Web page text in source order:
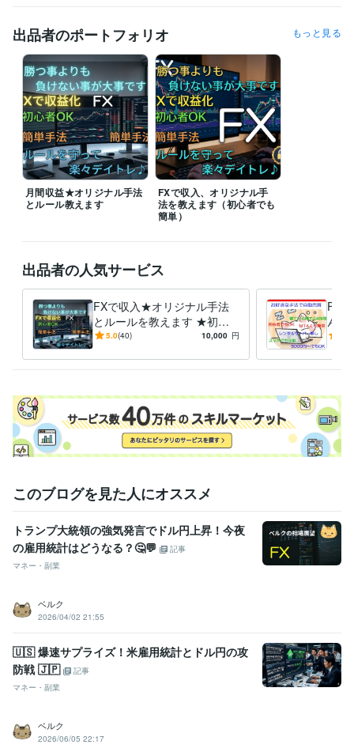
現在フリーランス(不定期顧問) 1985年3月 ~ 2005年4月 2005年8
資格・検定
第一種電気工事士 取得年 : 1984年
古物商許可 取得年 : 2004年
廃棄物処理施設技術管理者 取得年 : 2010年
遺品整理士 取得年 : 2015年
情報処理安全確保支援士 取得年 : 2016年
プログラミング言語・フレームワーク
HTML:25年Java:25年VBA:25年Visual Basic:25年 Linux:25年
UNIX:25年C:25年SQL:8年
ビジネス・クリエイティブツール
BASE:5年Shopify:5年STORES:5年
得意分野
資産運用・副業の相談 誰でも簡単FXオリジナル手法
FX 副業 手法 トレード 収入
ビジネス代行・事務代行 ECショップの開設～運営の指導
府立大学工業高等専門学校 1980年3月 ~ 1985年2月
テクニオン・イスラエル工科大学研修 1986年3月 ~ 1987年8月
出品者のポートフォリオ もっと見る
月間収益★オリジナル手法
とルール教えます
FXで収入、オリジナル手
法を教えます（初心者でも
簡単）
出品者の人気サービス
FXで収入★オリジナル手法
とルールを教えます ★初心
者でも毎月結果が出せる簡単
5.0(40) 10,000 円
FX
ん
4を
このブログを見た人にオススメ
トランプ大統領の強気発言でドル円上昇！今夜
の雇用統計はどうなる？🤔💬
記事
マネー・副業
ベルク
2026/04/02 21:55
​🇺🇸 爆速サプライズ！米雇用統計とドル円の攻
防戦 🇯🇵
記事
マネー・副業
ベルク
2026/06/05 22:17